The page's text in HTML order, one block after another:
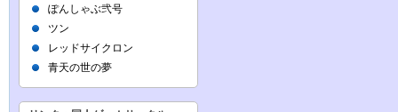
ぽんしゃぶ弐号
ツン
レッドサイクロン
青天の世の夢